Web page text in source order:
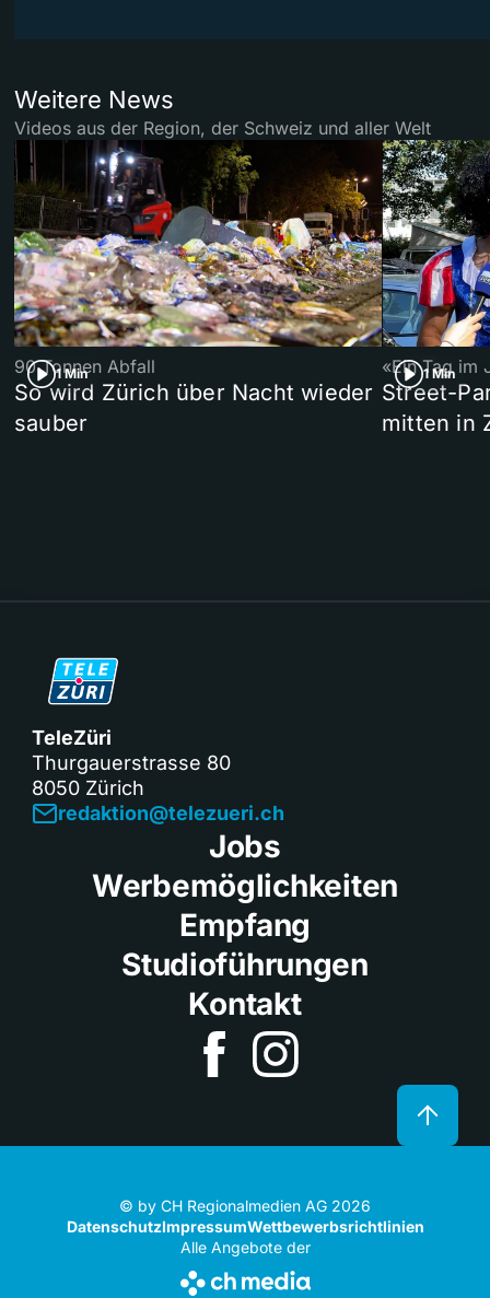
Weitere News
Videos aus der Region, der Schweiz und aller Welt
1 Min
90 Tonnen Abfall
So wird Zürich über Nacht wieder
sauber
1 Min
«Ein Tag im
Street-
mitten in
TeleZüri
Thurgauerstrasse 80
8050 Zürich
redaktion@telezueri.ch
Jobs
Werbemöglichkeiten
Empfang
Studioführungen
Kontakt
© by CH Regionalmedien AG 2026
DatenschutzImpressumWettbewerbsrichtlinien
Alle Angebote der